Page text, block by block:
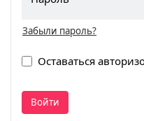
Забыли пароль?
Оставаться
Войти